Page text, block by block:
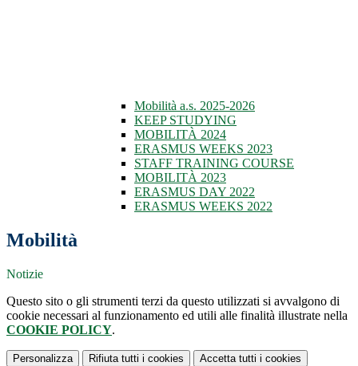
Mobilità a.s. 2025-2026
KEEP STUDYING
MOBILITÀ 2024
ERASMUS WEEKS 2023
STAFF TRAINING COURSE
MOBILITÀ 2023
ERASMUS DAY 2022
ERASMUS WEEKS 2022
Mobilità
Notizie
Questo sito o gli strumenti terzi da questo utilizzati si avvalgono di
cookie necessari al funzionamento ed utili alle finalità illustrate nella
COOKIE POLICY.
Personalizza Rifiuta tutti i cookies Accetta tutti i cookies